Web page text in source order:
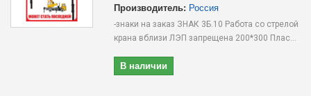
Производитель: Россия
-знаки на заказ ЗНАК 3Б.10 Работа со стрелой
крана вблизи ЛЭП запрещена 200*300 Плас...
В наличии